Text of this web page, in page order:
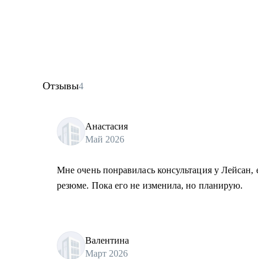
стороне клиента
• Директорам по маркетингу, кто только получил
Отзывы4
Анастасия
Май 2026
Мне очень понравилась консультация у Лейсан,
резюме. Пока его не изменила, но планирую.
Валентина
Март 2026